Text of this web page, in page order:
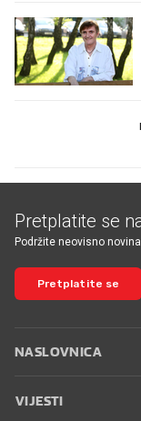
Pretplatite se
Podržite neovisno
Pretplatite se
NASLOVNICA
VIJESTI